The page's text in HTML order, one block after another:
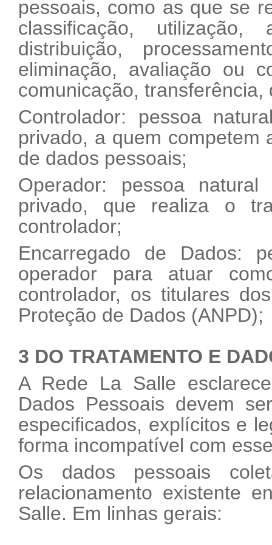
pessoais, como as que se
classificação, utilização,
distribuição,
eliminação, avaliação ou
comunicação,
Controlador: pessoa
privado, a quem competem
de dados pessoais;
Operador: pessoa
privado, que realiza o
controlador;
Encarregado de Dados:
operador para atuar
controlador, os titulares
Proteção de Dados (ANPD);
3 DO TRATAMENTO E
A Rede La Salle
Dados Pessoais devem
especificados, explícitos e
forma incompatível com
Os dados pessoais
relacionamento existente
Salle. Em linhas gerais: